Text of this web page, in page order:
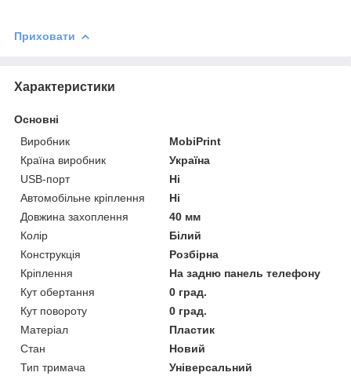
Приховати
Характеристики
Основні
Виробник
MobiPrint
Країна виробник
Україна
USB-порт
Ні
Автомобільне кріплення
Ні
Довжина захоплення
40 мм
Колір
Білий
Конструкція
Розбірна
Кріплення
На задню панель телефону
Кут обертання
0 град.
Кут повороту
0 град.
Матеріал
Пластик
Стан
Новий
Тип тримача
Універсальний